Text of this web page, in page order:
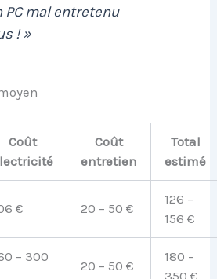
PC mal entretenu
! »
Coût
Coût
entretien
Total
estimé
€ 20 – 50 €
126 –
156 €
– 300
20 – 50 €
180 –
350 €